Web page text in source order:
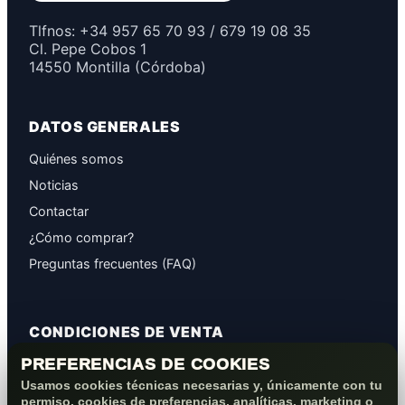
PREFERENCIAS DE COOKIES
Usamos cookies técnicas necesarias y, únicamente con tu
permiso, cookies de preferencias, analíticas, marketing o
Tlfnos: +34 957 65 70 93 / 679 19 08 35
Cl. Pepe Cobos 1
14550 Montilla (Córdoba)
DATOS GENERALES
Quiénes somos
Noticias
Contactar
¿Cómo comprar?
Preguntas frecuentes (FAQ)
CONDICIONES DE VENTA
GARANTÍAS
PROTECCIÓN DE DATOS